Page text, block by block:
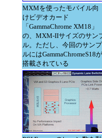
MXMを使ったモバイル向
けビデオカード
「GammaChrome XM18」
の、MXM-IIサイズのサン
ル。ただし、今回のサンプ
ルにはGammaChromeS18が
搭載されている